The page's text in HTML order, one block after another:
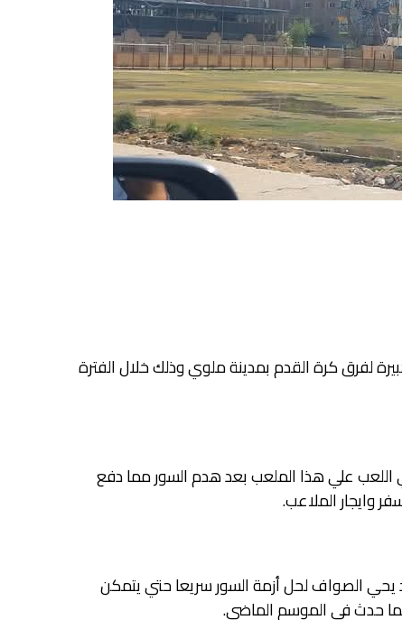
لفرق كرة القدم بمدينة ملوي وذلك خلال الفترة
علي هذا الملعب بعد هدم السور مما دفع
وايجار الملاعب.
الصواف لحل أزمة السور سريعا حتي يتمكن
حدث في الموسم الماضي.